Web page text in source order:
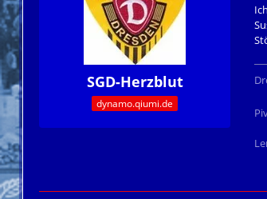
SGD-Herzblut
dynamo.qiumi.de